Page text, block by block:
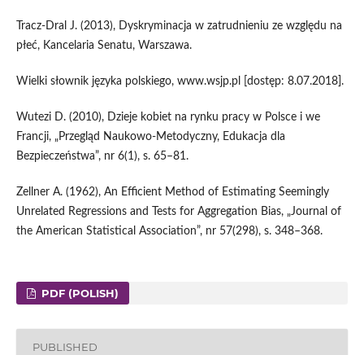
Tracz‑Dral J. (2013), Dyskryminacja w zatrudnieniu ze względu na
płeć, Kancelaria Senatu, Warszawa.
Wielki słownik języka polskiego, www.wsjp.pl [dostęp: 8.07.2018].
Wutezi D. (2010), Dzieje kobiet na rynku pracy w Polsce i we
Francji, „Przegląd Naukowo‑Metodyczny, Edukacja dla
Bezpieczeństwa”, nr 6(1), s. 65–81.
Zellner A. (1962), An Efficient Method of Estimating Seemingly
Unrelated Regressions and Tests for Aggregation Bias, „Journal of
the American Statistical Association”, nr 57(298), s. 348–368.
PDF (POLISH)
PUBLISHED